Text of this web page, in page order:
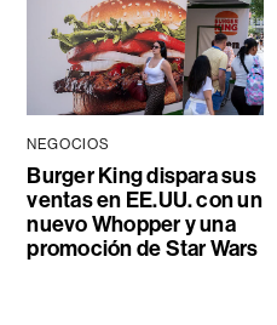
NEGOCIOS
Burger King dispara sus
ventas en EE.UU. con un
nuevo Whopper y una
promoción de Star Wars